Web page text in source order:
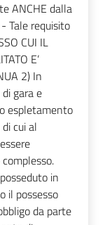
ANCHE dalla
Tale requisito
CUI IL
E’
2) In
gara e
espletamento
cui al
in
il possesso
da parte